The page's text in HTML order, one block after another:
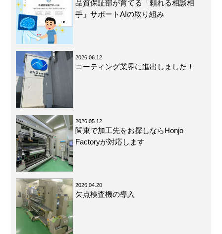
品質保証部が育てる「頼れる相談相
手」サポートAIの取り組み
2026.06.12
コーティング業界に進出しました！
2026.05.12
関東で加工先をお探しならHonjo
Factoryが対応します
2026.04.20
欠点検査機の導入